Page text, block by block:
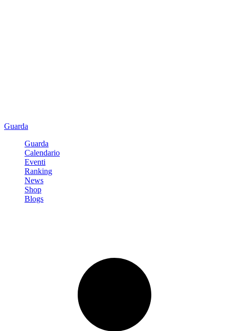
Guarda
Guarda
Calendario
Eventi
Ranking
News
Shop
Blogs